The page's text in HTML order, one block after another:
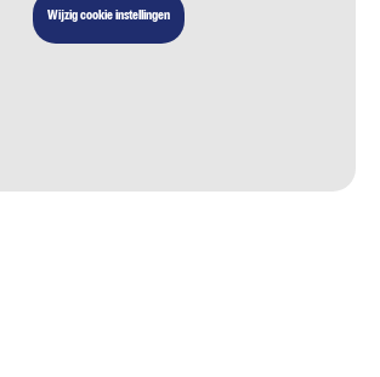
Wijzig cookie instellingen